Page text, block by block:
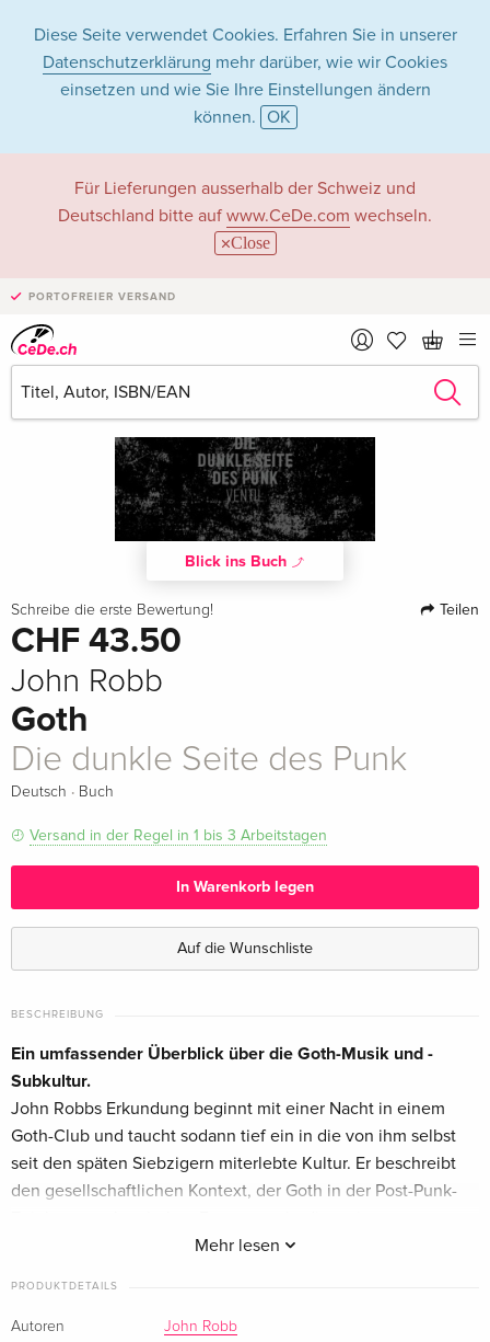
Diese Seite verwendet Cookies. Erfahren Sie in unserer
Datenschutzerklärung mehr darüber, wie wir Cookies
einsetzen und wie Sie Ihre Einstellungen ändern
können. OK
Für Lieferungen ausserhalb der Schweiz und
Deutschland bitte auf www.CeDe.com wechseln.
Close
PORTOFREIER VERSAND
Blick ins Buch
Schreibe die erste Bewertung! Teilen
CHF 43.50
John Robb
Goth
Die dunkle Seite des Punk
Deutsch · Buch
Versand in der Regel in 1 bis 3 Arbeitstagen
In Warenkorb legen
Auf die Wunschliste
BESCHREIBUNG
Mehr lesen
Ein umfassender Überblick über die Goth-Musik und -
Subkultur.
John Robbs Erkundung beginnt mit einer Nacht in einem
Goth-Club und taucht sodann tief ein in die von ihm selbst
seit den späten Siebzigern miterlebte Kultur. Er beschreibt
den gesellschaftlichen Kontext, der Goth in der Post-Punk-
zurückliegenden Ursprünge, die Vorläufer und den Einfluss
Volksmärchen, gotische Architektur und Maler, das Okkulte,
PRODUKTDETAILS
Autoren
John Robb